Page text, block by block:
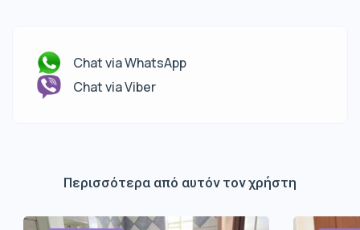
Chat via WhatsApp
Chat via Viber
Περισσότερα από αυτόν τον χρήστη